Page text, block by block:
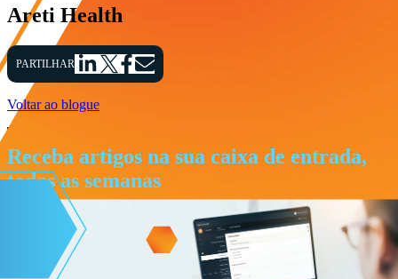
Areti Health
PARTILHAR
Voltar ao blogue
Receba artigos na sua caixa de entrada,
todas as semanas